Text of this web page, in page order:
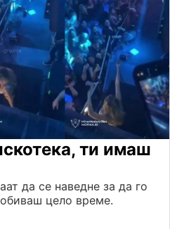
ти имаш
да се наведне за да го
цело време.